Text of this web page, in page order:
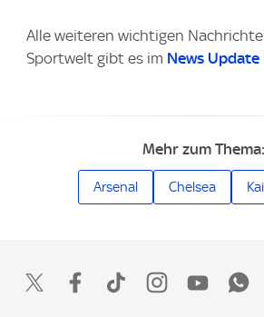
Alle weiteren wichtigen
Sportwelt gibt es im News Update
Mehr zum Thema:
Arsenal Chelsea